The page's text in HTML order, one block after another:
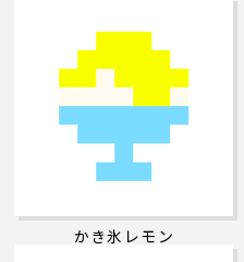
かき氷レモン